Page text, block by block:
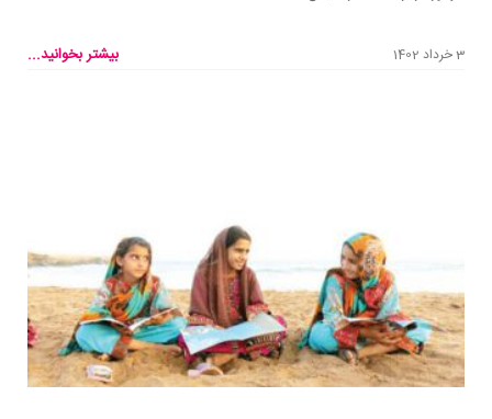
3 خرداد 1402 بیشتر بخوانید...